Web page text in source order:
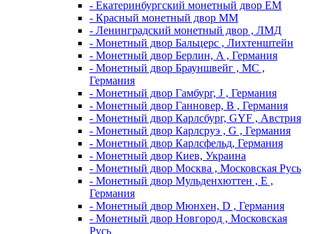
- Екатеринбургский монетный двор ЕМ
- Красный монетный двор ММ
- Ленинградский монетный двор , ЛМД
- Монетный двор Бальцерс , Лихтенштейн
- Монетный двор Берлин, A , Германия
- Монетный двор Брауншвейг , MC ,
Германия
- Монетный двор Гамбург, J , Германия
- Монетный двор Ганновер, B , Германия
- Монетный двор Карлсбург, GYF , Австрия
- Монетный двор Карлсруэ , G , Германия
- Монетный двор Карлсфельд, Германия
- Монетный двор Киев, Украина
- Монетный двор Москва , Московская Русь
- Монетный двор Мульденхюттен , Е ,
Германия
- Монетный двор Мюнхен, D , Германия
- Монетный двор Новгород , Московская
Русь